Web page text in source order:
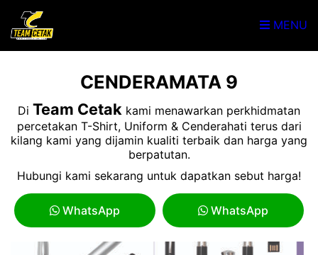
MENU
CENDERAMATA 9
Di Team Cetak kami menawarkan perkhidmatan
percetakan T-Shirt, Uniform & Cenderahati terus dari
kilang kami yang dijamin kualiti terbaik dan harga yang
berpatutan.
Hubungi kami sekarang untuk dapatkan sebut harga!
WhatsApp WhatsApp